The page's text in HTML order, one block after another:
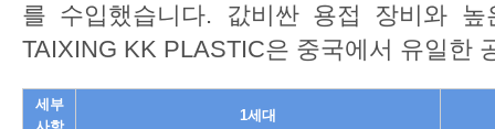
를 수입했습니다. 값비싼 용접 장비와
TAIXING KK PLASTIC은 중국에서 유일한
세부
1세대